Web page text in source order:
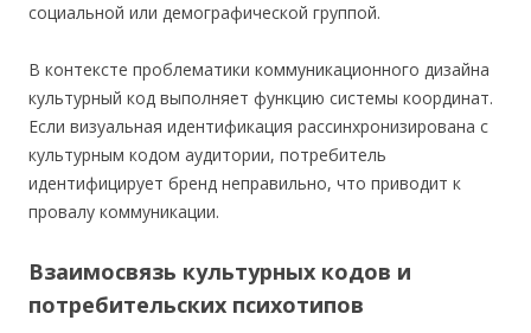
социальной или демографической группой.
В контексте проблематики коммуникационного дизайна
культурный код выполняет функцию системы координат.
Если визуальная идентификация рассинхронизирована с
культурным кодом аудитории, потребитель
идентифицирует бренд неправильно, что приводит к
провалу коммуникации.
Взаимосвязь культурных кодов и
потребительских психотипов